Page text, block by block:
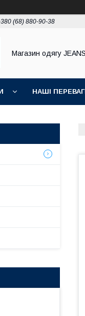
(68) 880-90-38
Магазин одягу
НАШІ